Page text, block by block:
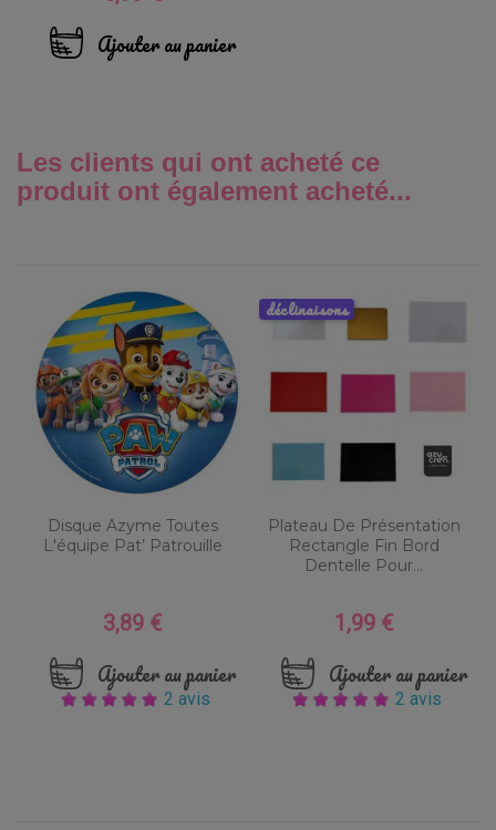
Ajouter au panier
Les clients qui ont acheté ce
produit ont également acheté...
Disque Azyme Toutes
L'équipe Pat’ Patrouille
Prix
3,89 €
Ajouter au panier
2 avis
Plateau De Présentation
Rectangle Fin Bord
Dentelle Pour...
Prix
1,99 €
Ajouter au panier
2 avis
déclinaisons